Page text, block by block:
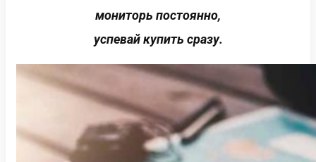
мониторь постоянно,
успевай купить сразу.